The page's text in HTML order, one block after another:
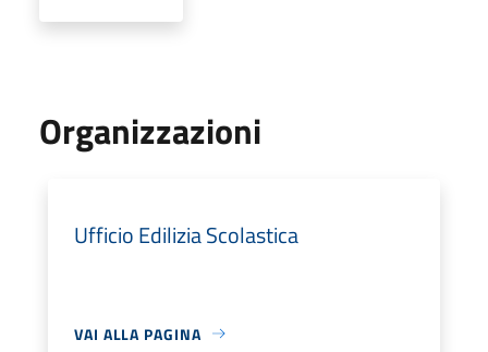
Organizzazioni
Ufficio Edilizia Scolastica
VAI ALLA PAGINA